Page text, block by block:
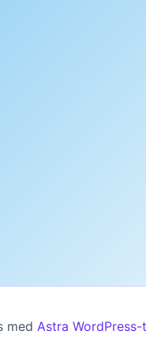
med Astra WordPress-